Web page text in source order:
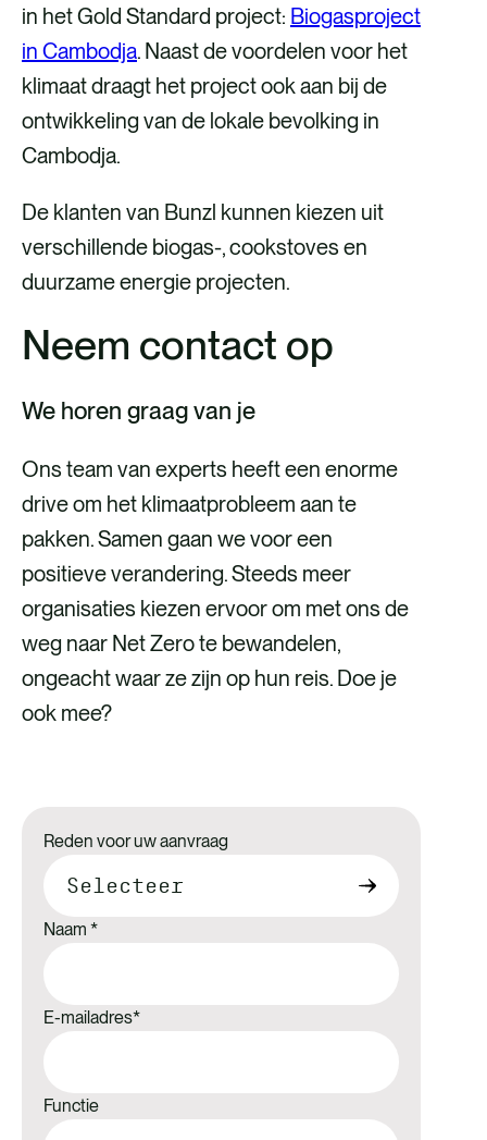
in het Gold Standard project: Biogasproject
in Cambodja. Naast de voordelen voor het
klimaat draagt het project ook aan bij de
ontwikkeling van de lokale bevolking in
Cambodja.
De klanten van Bunzl kunnen kiezen uit
verschillende biogas-, cookstoves en
duurzame energie projecten.
Neem contact op
We horen graag van je
Ons team van experts heeft een enorme
drive om het klimaatprobleem aan te
pakken. Samen gaan we voor een
positieve verandering. Steeds meer
organisaties kiezen ervoor om met ons de
weg naar Net Zero te bewandelen,
ongeacht waar ze zijn op hun reis. Doe je
ook mee?
Reden voor uw aanvraag
Naam *
E-mailadres*
Functie